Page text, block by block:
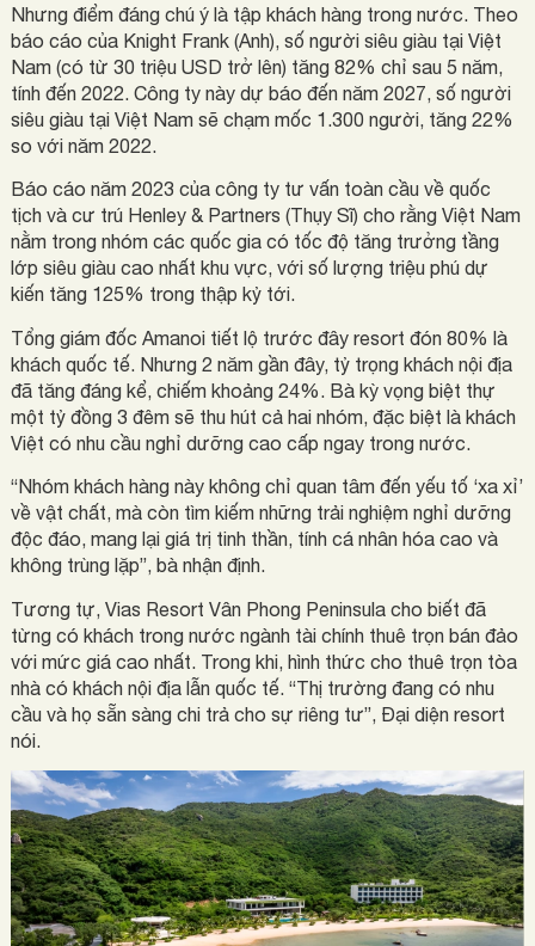
Nhưng điểm đáng chú ý là tập khách hàng trong nước. Theo
báo cáo của Knight Frank (Anh), số người siêu giàu tại Việt
Nam (có từ 30 triệu USD trở lên) tăng 82% chỉ sau 5 năm,
tính đến 2022. Công ty này dự báo đến năm 2027, số người
siêu giàu tại Việt Nam sẽ chạm mốc 1.300 người, tăng 22%
so với năm 2022.
Báo cáo năm 2023 của công ty tư vấn toàn cầu về quốc
tịch và cư trú Henley & Partners (Thụy Sĩ) cho rằng Việt Nam
nằm trong nhóm các quốc gia có tốc độ tăng trưởng tầng
lớp siêu giàu cao nhất khu vực, với số lượng triệu phú dự
kiến tăng 125% trong thập kỷ tới.
Tổng giám đốc Amanoi tiết lộ trước đây resort đón 80% là
khách quốc tế. Nhưng 2 năm gần đây, tỷ trọng khách nội địa
đã tăng đáng kể, chiếm khoảng 24%. Bà kỳ vọng biệt thự
một tỷ đồng 3 đêm sẽ thu hút cả hai nhóm, đặc biệt là khách
Việt có nhu cầu nghỉ dưỡng cao cấp ngay trong nước.
“Nhóm khách hàng này không chỉ quan tâm đến yếu tố ‘xa xỉ’
về vật chất, mà còn tìm kiếm những trải nghiệm nghỉ dưỡng
độc đáo, mang lại giá trị tinh thần, tính cá nhân hóa cao và
không trùng lặp”, bà nhận định.
Tương tự, Vias Resort Vân Phong Peninsula cho biết đã
từng có khách trong nước ngành tài chính thuê trọn bán đảo
với mức giá cao nhất. Trong khi, hình thức cho thuê trọn tòa
nhà có khách nội địa lẫn quốc tế. “Thị trường đang có nhu
cầu và họ sẵn sàng chi trả cho sự riêng tư”, Đại diện resort
nói.